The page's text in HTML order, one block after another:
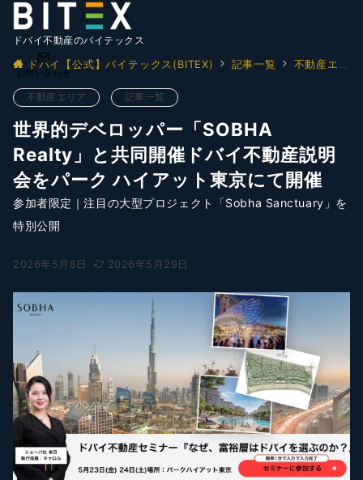
ドバイ不動産のバイテックス
お問い合わせ
ドバイ【公式】バイテックス(BITEX) 記事一覧 不動産エリア
不動産エリア 記事一覧
世界的デベロッパー「SOBHA
Realty」と共同開催ドバイ不動産説明
会をパーク ハイアット東京にて開催
参加者限定｜注目の大型プロジェクト「Sobha Sanctuary」を
特別公開
2026年5月8日 2026年5月29日